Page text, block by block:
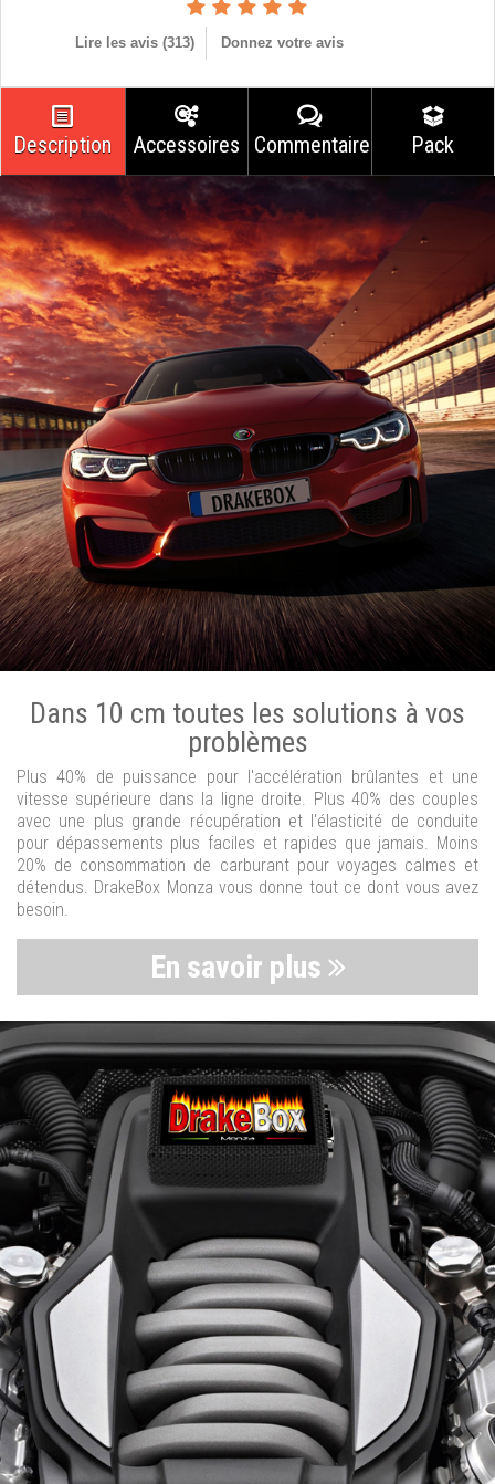
Lire les avis (313) Donnez votre avis
Description Accessoires Commentaires Pack
Dans 10 cm toutes les solutions à vos
problèmes
Plus 40% de puissance pour l'accélération brûlantes et une
vitesse supérieure dans la ligne droite. Plus 40% des couples
avec une plus grande récupération et l'élasticité de conduite
pour dépassements plus faciles et rapides que jamais. Moins
20% de consommation de carburant pour voyages calmes et
détendus. DrakeBox Monza vous donne tout ce dont vous avez
besoin.
En savoir plus